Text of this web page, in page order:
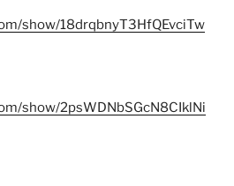
show/18drqbnyT3HfQEvciTw
show/2psWDNbSGcN8CIklNi